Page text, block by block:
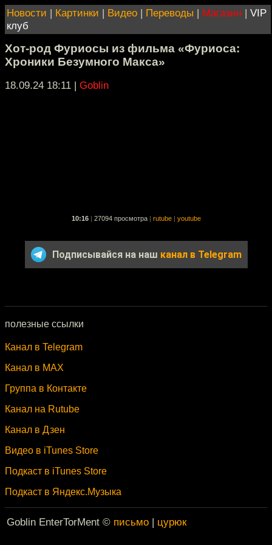
Новости | Картинки | Видео | Переводы | Магазин | VIP
клуб
Хот-род Фуриосы из фильма «Фуриоса:
Хроники Безумного Макса»
18.09.24 18:11 | Goblin
10:16 27094 просмотра rutube youtube
Подписывайся на наш канал в Telegram
полезные ссылки
Канал в Telegram
Канал в MAX
Группа в Контакте
Канал на Rutube
Канал в Дзен
Видео в iTunes Store
Подкаст в iTunes Store
Подкаст в Яндекс.Музыка
Goblin EnterTorMent © письмо | цурюк